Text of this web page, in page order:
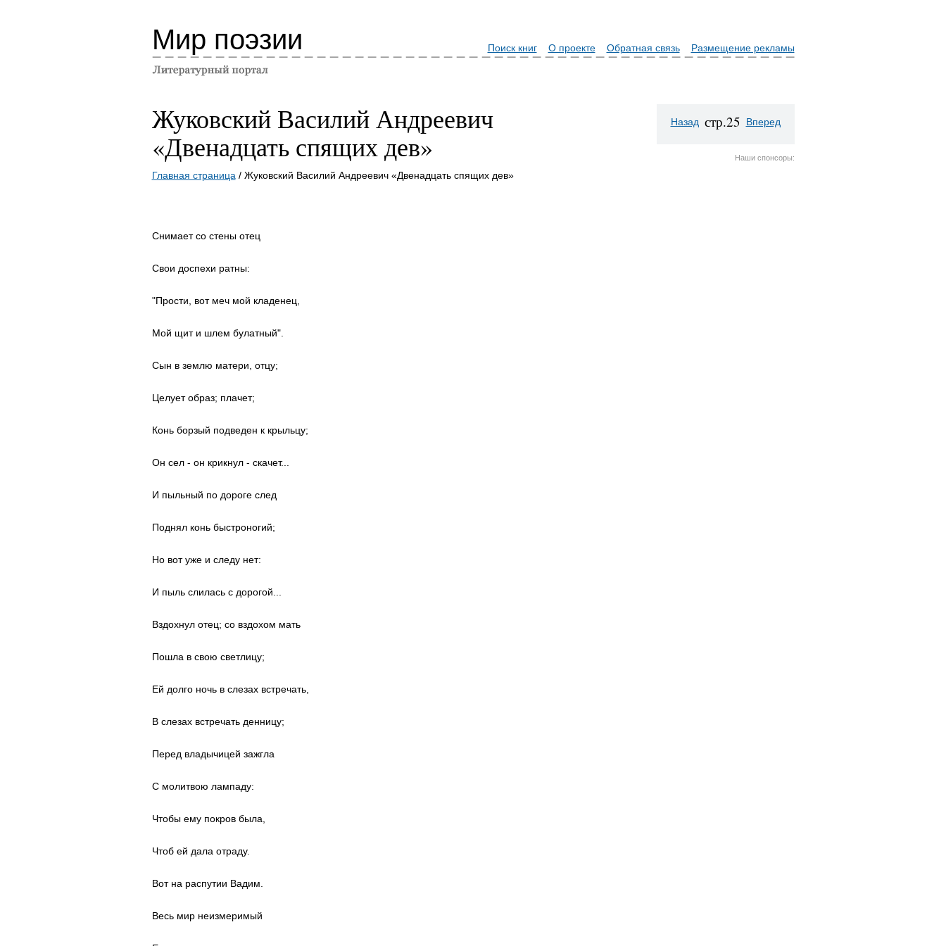
Мир поэзии Поиск книг О проекте Обратная связь Размещение рекламы
Жуковский Василий Андреевич
«Двенадцать спящих дев»
Главная страница / Жуковский Василий Андреевич «Двенадцать спящих дев»
Снимает со стены отец
Свои доспехи ратны:
"Прости, вот меч мой кладенец,
Мой щит и шлем булатный".
Сын в землю матери, отцу;
Целует образ; плачет;
Конь борзый подведен к крыльцу;
Он сел - он крикнул - скачет...
И пыльный по дороге след
Поднял конь быстроногий;
Но вот уже и следу нет:
И пыль слилась с дорогой...
Вздохнул отец; со вздохом мать
Пошла в свою светлицу;
Ей долго ночь в слезах встречать,
В слезах встречать денницу;
Перед владычицей зажгла
С молитвою лампаду:
Чтобы ему покров была,
Чтоб ей дала отраду.
Вот на распутии Вадим.
Весь мир неизмеримый
Назад стр.25 Вперед
Наши спонсоры: